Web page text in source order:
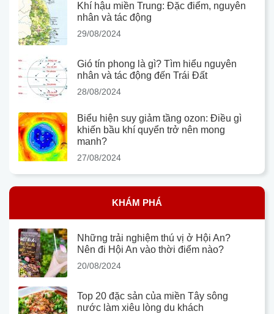
Khí hậu miền Trung: Đặc điểm, nguyên
nhân và tác động
29/08/2024
Gió tín phong là gì? Tìm hiểu nguyên
nhân và tác động đến Trái Đất
28/08/2024
Biểu hiện suy giảm tầng ozon: Điều gì
khiến bầu khí quyển trở nên mong
manh?
27/08/2024
KHÁM PHÁ
Những trải nghiệm thú vị ở Hội An?
Nên đi Hội An vào thời điểm nào?
20/08/2024
Top 20 đặc sản của miền Tây sông
nước làm xiêu lòng du khách